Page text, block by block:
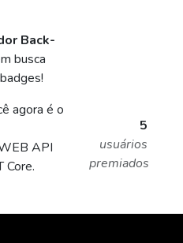
Back-
busca
agora é o
API
Core.
5
usuários
premiados